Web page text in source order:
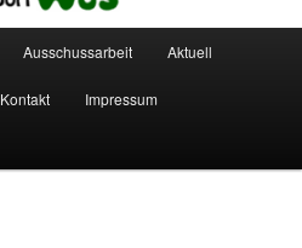
Ausschussarbeit Aktuell
Kontakt Impressum